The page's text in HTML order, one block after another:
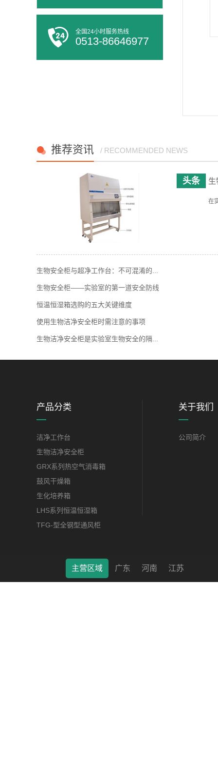
全国24小时服务热线
0513-86646977
推荐资讯 / RECOMMENDED NEWS
生
在
生物安全柜与超净工作台：不可混淆的...
生物安全柜——实验室的第一道安全防线
恒温恒湿箱选购的五大关键维度
使用生物洁净安全柜时需注意的事项
生物洁净安全柜是实验室生物安全的隔...
产品分类
洁净工作台
生物洁净安全柜
GRX系列热空气消毒箱
鼓风干燥箱
生化培养箱
LHS系列恒温恒湿箱
TFG-型全钢型通风柜
关于我们
公司简介
莱特（南通）科学仪器有限公司 © 2022 版权所有 备案号
主营区域 广东 河南 江苏